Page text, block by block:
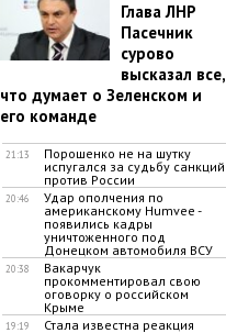
Глава ЛНР
Пасечник
сурово
высказал все,
что думает о Зеленском и
его команде
21:13
Порошенко не на шутку
испугался за судьбу санкций
против России
20:46
Удар ополчения по
американскому Humvee -
появились кадры
уничтоженного под
Донецком автомобиля ВСУ
20:38
Вакарчук
прокомментировал свою
оговорку о российском
Крыме
19:19
Стала известна реакция